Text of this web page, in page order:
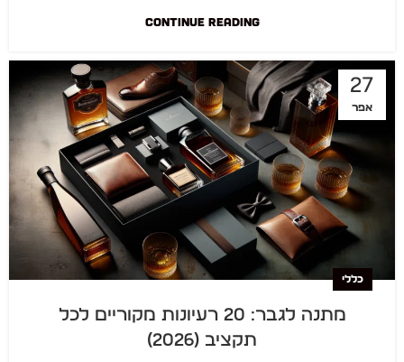
CONTINUE READING
27
אפר
כללי
מתנה לגבר: 20 רעיונות מקוריים לכל
תקציב (2026)